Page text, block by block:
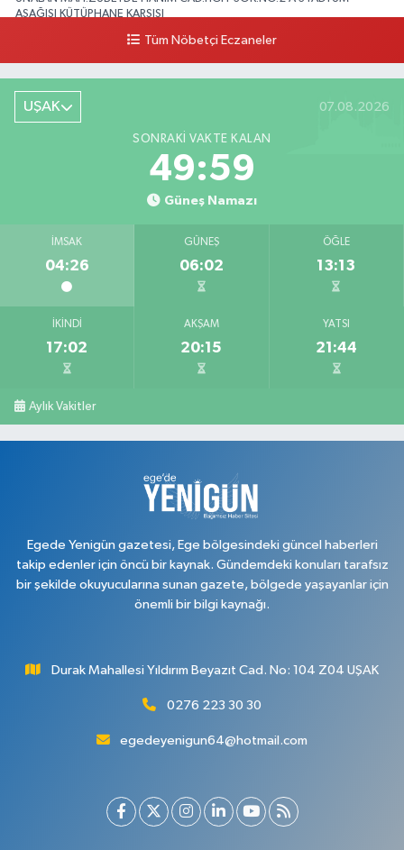
AŞAĞISI KÜTÜPHANE KARŞISI
Yol Tarifi Al
Tüm Nöbetçi Eczaneler
UŞAK 07.08.2026
SONRAKI VAKTE KALAN
49:58
Güneş Namazı
İMSAK
04:26
GÜNEŞ
06:02
ÖĞLE
13:13
İKINDI
17:02
AKŞAM
20:15
YATSI
21:44
Aylık Vakitler
Egede Yenigün gazetesi, Ege bölgesindeki güncel haberleri
takip edenler için öncü bir kaynak. Gündemdeki konuları tarafsız
bir şekilde okuyucularına sunan gazete, bölgede yaşayanlar için
önemli bir bilgi kaynağı.
Durak Mahallesi Yıldırım Beyazıt Cad. No: 104 Z04 UŞAK
0276 223 30 30
egedeyenigun64@hotmail.com